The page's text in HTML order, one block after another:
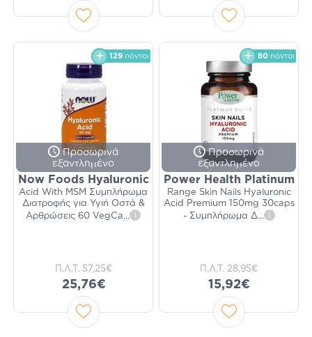
129 πόντοι
Προσωρινά
εξαντλημένο
Now Foods Hyaluronic
Acid With MSM Συμπλήρωμα
Διατροφής για Υγιή Οστά &
Αρθρώσεις 60 VegCa... i
Π.Λ.Τ. 57,25€
25,76€
80 πόντοι
Προσωρινά
εξαντλημένο
Power Health Platinum
Range Skin Nails Hyaluronic
Acid Premium 150mg 30caps
- Συμπλήρωμα Δ... i
Π.Λ.Τ. 28,95€
15,92€